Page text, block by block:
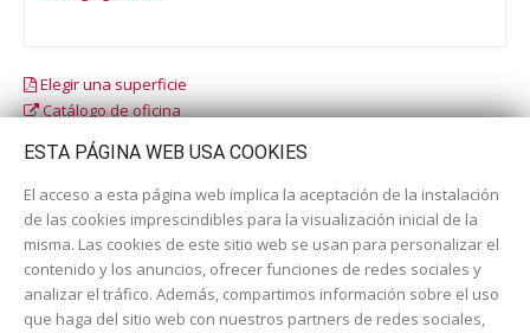
Elegir una superficie
Catálogo de oficina
ESTA PÁGINA WEB USA COOKIES
El acceso a esta página web implica la aceptación de la instalación
de las cookies imprescindibles para la visualización inicial de la
misma. Las cookies de este sitio web se usan para personalizar el
contenido y los anuncios, ofrecer funciones de redes sociales y
analizar el tráfico. Además, compartimos información sobre el uso
que haga del sitio web con nuestros partners de redes sociales,